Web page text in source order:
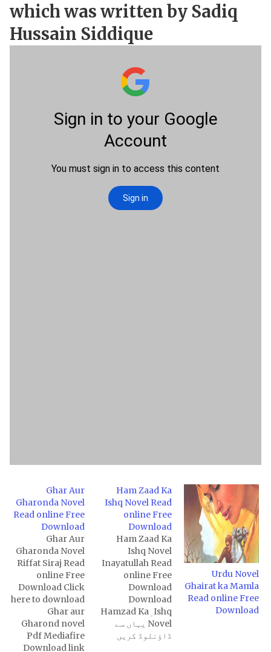
which was written by Sadiq
Hussain Siddique
Ghar Aur
Gharonda Novel
Read online Free
Download
Ghar Aur
Gharonda Novel
Riffat Siraj Read
online Free
Download Click
here to download
Ghar aur
Gharond novel
Pdf Mediafire
Download link
Ham Zaad Ka
Ishq Novel Read
online Free
Download
Ham Zaad Ka
Ishq Novel
Inayatullah Read
online Free
Download
Download
Hamzad Ka ِIshq
Novel یہاں سے
ڈاؤنلوڈ کریں
Urdu Novel
Ghairat ka Mamla
Read online Free
Download